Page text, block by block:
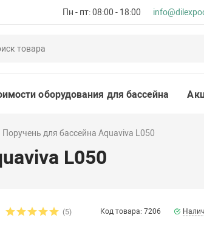
Пн - пт: 08:00 - 18:00
оборудования для бассейна
Поручень для бассейна Aquaviva L050
L050
(5) Код товара: 7206